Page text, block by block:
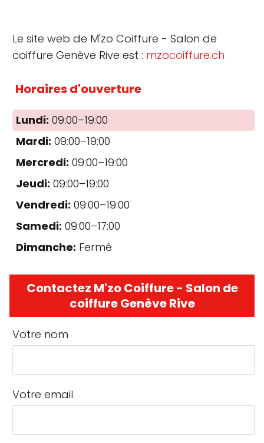
Le site web de M'zo Coiffure - Salon de
coiffure Genève Rive est : mzocoiffure.ch
Horaires d'ouverture
Lundi: 09:00–19:00
Mardi: 09:00–19:00
Mercredi: 09:00–19:00
Jeudi: 09:00–19:00
Vendredi: 09:00–19:00
Samedi: 09:00–17:00
Dimanche: Fermé
Contactez M'zo Coiffure - Salon de
coiffure Genève Rive
Votre nom
Votre email